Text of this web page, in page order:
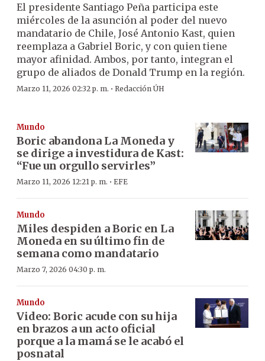
El presidente Santiago Peña participa este
miércoles de la asunción al poder del nuevo
mandatario de Chile, José Antonio Kast, quien
reemplaza a Gabriel Boric, y con quien tiene
mayor afinidad. Ambos, por tanto, integran el
grupo de aliados de Donald Trump en la región.
Marzo 11, 2026 02:32 p. m. · Redacción ÚH
Mundo
Boric abandona La Moneda y
se dirige a investidura de Kast:
“Fue un orgullo servirles”
Marzo 11, 2026 12:21 p. m. · EFE
Mundo
Miles despiden a Boric en La
Moneda en su último fin de
semana como mandatario
Marzo 7, 2026 04:30 p. m.
Mundo
Video: Boric acude con su hija
en brazos a un acto oficial
porque a la mamá se le acabó el
posnatal